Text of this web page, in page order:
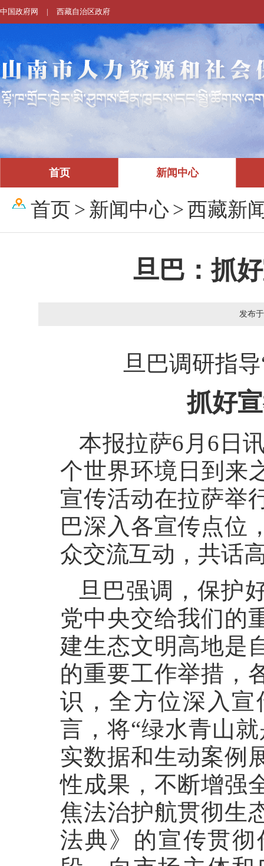
中国政府网 | 西藏自治区政府
首页 新闻中心
首页 > 新闻中心>西藏新
旦巴：抓
发布
旦巴调研指
抓好
本报拉萨6月6日
个世界环境日到来
宣传活动在拉萨举
巴深入各宣传点位
众交流互动，共话
旦巴强调，保护
党中央交给我们的
建生态文明高地是
的重要工作举措，
识，全方位深入
言，将“绿水青山
实数据和生动案例
性成果，不断增强
焦法治护航贯彻生
法典》的宣传贯